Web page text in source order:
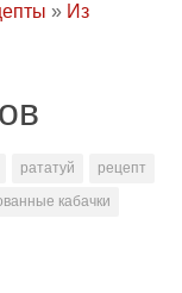
» Из
рататуй
рецепт
кабачки